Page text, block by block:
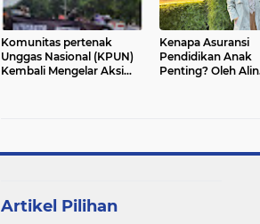
Komunitas pertenak
Unggas Nasional (KPUN)
Kembali Mengelar Aksi
Kenapa Asuransi
Pendidikan Anak
Penting? Oleh Alin
Artikel Pilihan